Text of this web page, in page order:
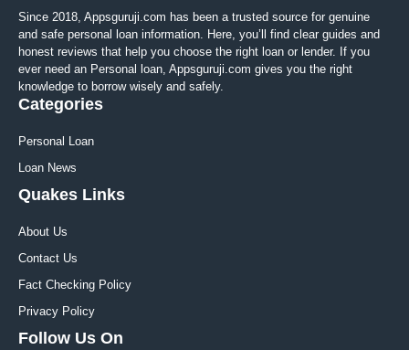
Since 2018, Appsguruji.com has been a trusted source for genuine
and safe personal loan information. Here, you’ll find clear guides and
honest reviews that help you choose the right loan or lender. If you
ever need an Personal loan, Appsguruji.com gives you the right
knowledge to borrow wisely and safely.
Categories
Personal Loan
Loan News
Quakes Links
About Us
Contact Us
Fact Checking Policy
Privacy Policy
Follow Us On